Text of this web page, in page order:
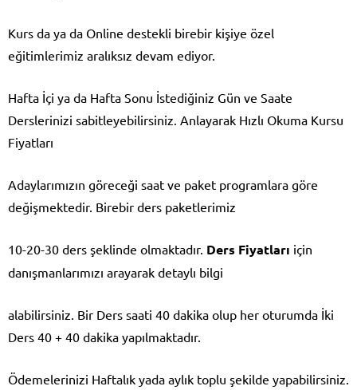
Kurs da ya da Online destekli birebir kişiye özel
eğitimlerimiz aralıksız devam ediyor.
Hafta İçi ya da Hafta Sonu İstediğiniz Gün ve Saate
Derslerinizi sabitleyebilirsiniz. Anlayarak Hızlı Okuma Kursu
Fiyatları
Adaylarımızın göreceği saat ve paket programlara göre
değişmektedir. Birebir ders paketlerimiz
10-20-30 ders şeklinde olmaktadır. Ders Fiyatları için
danışmanlarımızı arayarak detaylı bilgi
alabilirsiniz. Bir Ders saati 40 dakika olup her oturumda İki
Ders 40 + 40 dakika yapılmaktadır.
Ödemelerinizi Haftalık yada aylık toplu şekilde yapabilirsiniz.